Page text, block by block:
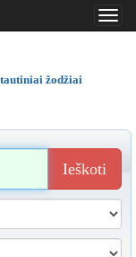
..
..
žodžiai
Ieškoti